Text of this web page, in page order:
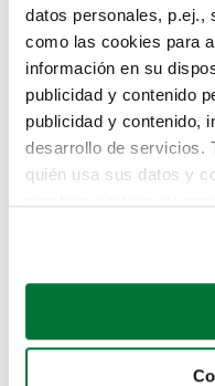
datos personales, p.ej.,
como las cookies para
información en su
publicidad y contenido
publicidad y contenido,
desarrollo de servicios.
quién usa sus datos y
Si lo permite, también
Recopilar